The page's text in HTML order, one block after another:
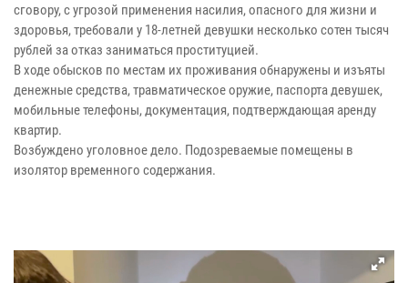
сговору, с угрозой применения насилия, опасного для жизни и
здоровья, требовали у 18-летней девушки несколько сотен тысяч
рублей за отказ заниматься проституцией.
В ходе обысков по местам их проживания обнаружены и изъяты
денежные средства, травматическое оружие, паспорта девушек,
мобильные телефоны, документация, подтверждающая аренду
квартир.
Возбуждено уголовное дело. Подозреваемые помещены в
изолятор временного содержания.